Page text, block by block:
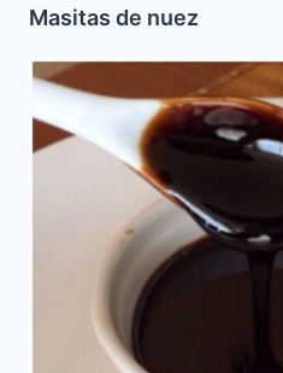
Masitas de nuez
Reduccion
Balsamico